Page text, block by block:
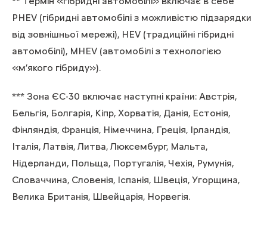
PHEV (гібридні автомобілі з можливістю підзарядки
від зовнішньої мережі), HEV (традиційні гібридні
автомобілі), MHEV (автомобілі з технологією
«м’якого гібриду»).
*** Зона ЄС-30 включає наступні країни: Австрія,
Бельгія, Болгарія, Кіпр, Хорватія, Данія, Естонія,
Фінляндія, Франція, Німеччина, Греція, Ірландія,
Італія, Латвія, Литва, Люксембург, Мальта,
Нідерланди, Польща, Португалія, Чехія, Румунія,
Словаччина, Словенія, Іспанія, Швеція, Угорщина,
Велика Британія, Швейцарія, Норвегія.